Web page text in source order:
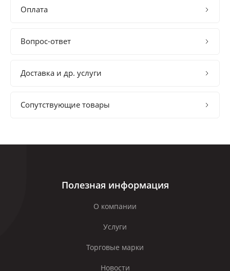
Оплата
Вопрос-ответ
Доставка и др. услуги
Сопутствующие товары
Полезная информация
О компании
Услуги
Торговые марки
Новости